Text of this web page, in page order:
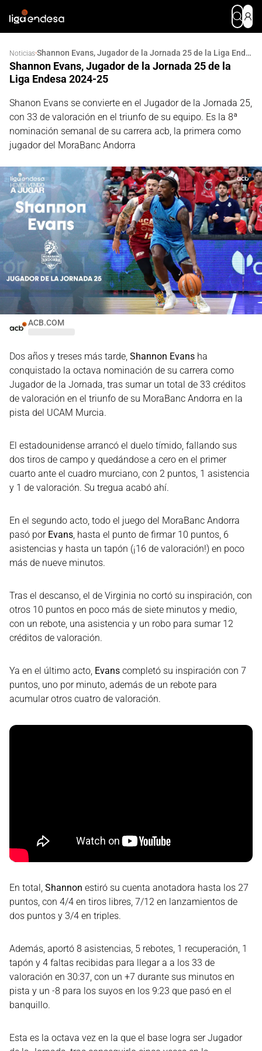
Noticias· Shannon Evans, Jugador de la Jornada 25 de la Liga Endesa 2024-25
Shannon Evans, Jugador de la Jornada 25 de la
Liga Endesa 2024-25
Shanon Evans se convierte en el Jugador de la Jornada 25,
con 33 de valoración en el triunfo de su equipo. Es la 8ª
nominación semanal de su carrera acb, la primera como
jugador del MoraBanc Andorra
ACB.COM
Dos años y treses más tarde, Shannon Evans ha
conquistado la octava nominación de su carrera como
Jugador de la Jornada, tras sumar un total de 33 créditos
de valoración en el triunfo de su MoraBanc Andorra en la
pista del UCAM Murcia.
El estadounidense arrancó el duelo tímido, fallando sus
dos tiros de campo y quedándose a cero en el primer
cuarto ante el cuadro murciano, con 2 puntos, 1 asistencia
y 1 de valoración. Su tregua acabó ahí.
En el segundo acto, todo el juego del MoraBanc Andorra
pasó por Evans, hasta el punto de firmar 10 puntos, 6
asistencias y hasta un tapón (¡16 de valoración!) en poco
más de nueve minutos.
Tras el descanso, el de Virginia no cortó su inspiración, con
otros 10 puntos en poco más de siete minutos y medio,
con un rebote, una asistencia y un robo para sumar 12
créditos de valoración.
Ya en el último acto, Evans completó su inspiración con 7
puntos, uno por minuto, además de un rebote para
acumular otros cuatro de valoración.
En total, Shannon estiró su cuenta anotadora hasta los 27
puntos, con 4/4 en tiros libres, 7/12 en lanzamientos de
dos puntos y 3/4 en triples.
Además, aportó 8 asistencias, 5 rebotes, 1 recuperación, 1
tapón y 4 faltas recibidas para llegar a a los 33 de
valoración en 30:37, con un +7 durante sus minutos en
pista y un -8 para los suyos en los 9:23 que pasó en el
banquillo.
Esta es la octava vez en la que el base logra ser Jugador